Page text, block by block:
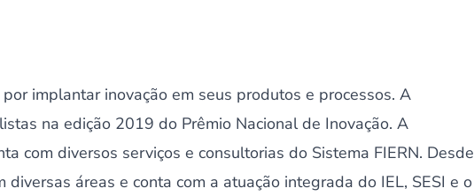
implantar inovação em seus produtos e processos. A
na edição 2019 do Prêmio Nacional de Inovação. A
com diversos serviços e consultorias do Sistema FIERN. Desde
áreas e conta com a atuação integrada do IEL, SESI e o